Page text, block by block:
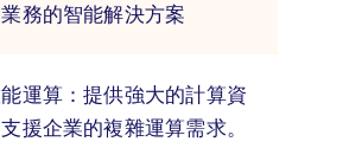
務的智能解決方案
運算：提供強大的計算資
援企業的複雜運算需求。